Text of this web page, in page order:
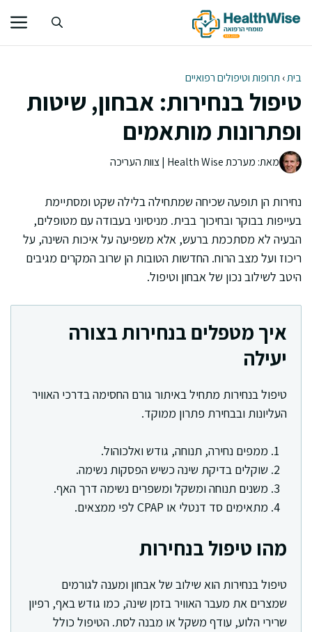
לתוכן
בית› תרופות וטיפולים רפואיים
טיפול בנחירות: אבחון, שיטות
ופתרונות מותאמים
מאת: מערכת Health Wise | צוות העריכה
נחירות הן תופעה שכיחה שמתחילה בלילה שקט ומסתיימת
בעייפות בבוקר ובחיכוך בבית. מניסיוני בעבודה עם מטופלים,
הבעיה לא מסתכמת ברעש, אלא משפיעה על איכות השינה, על
ריכוז ועל מצב הרוח. החדשות הטובות הן שרוב המקרים מגיבים
היטב לשילוב נכון של אבחון וטיפול.
איך מטפלים בנחירות בצורה
יעילה
טיפול בנחירות מתחיל באיתור גורם החסימה בדרכי האוויר
העליונות ובבחירת פתרון ממוקד.
ממפים נחירה, תנוחה, גודש ואלכוהול.
שוקלים בדיקת שינה כשיש הפסקות נשימה.
משנים תנוחה ומשקל ומשפרים נשימה דרך האף.
מתאימים סד דנטלי או CPAP לפי ממצאים.
מהו טיפול בנחירות
טיפול בנחירות הוא שילוב של אבחון ומענה לגורמים
שמצרים את מעבר האוויר בזמן שינה, כמו גודש באף, רפיון
שרירי הלוע, עודף משקל או מבנה לסת. הטיפול כולל